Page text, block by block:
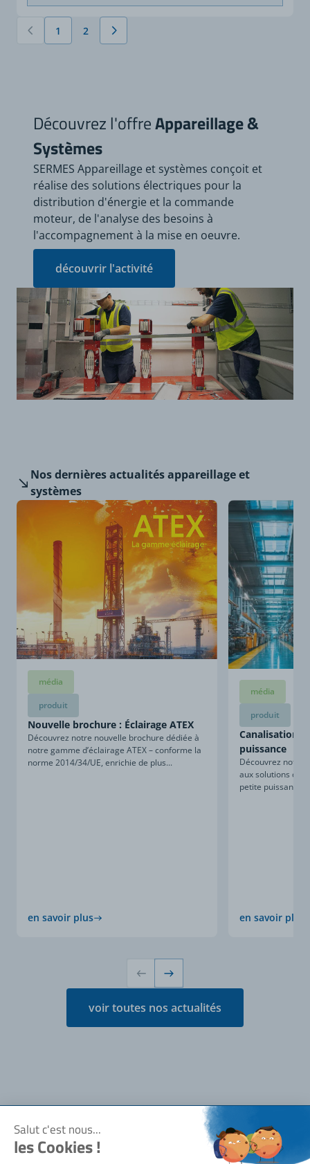
Vous lisez actuellement la page
1 Page
2
Découvrez l'offreAppareillage &
Systèmes
SERMES Appareillage et systèmes conçoit et
réalise des solutions électriques pour la
distribution d'énergie et la commande
moteur, de l'analyse des besoins à
l'accompagnement à la mise en oeuvre.
découvrir l'activité
Nos dernièresactualités appareillage et
systèmes
média
produit
Nouvelle brochure : Éclairage ATEX
Découvrez notre nouvelle brochure dédiée à
notre gamme d’éclairage ATEX – conforme la
norme 2014/34/UE, enrichie de plus...
en savoir plus
média
produit
Canalisations
puissance
Découvrez notre
aux solutions de
petite puissance.
en savoir plus
voir toutes nos actualités
Notre société